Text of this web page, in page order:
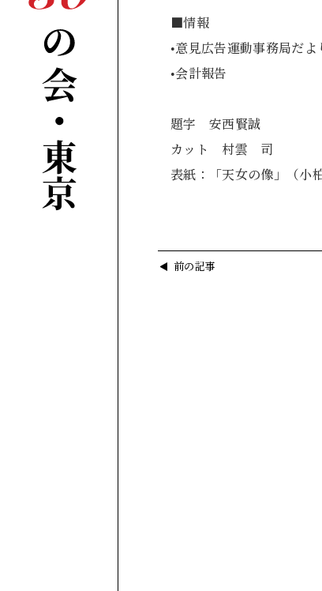
■情報
•意見広告運動事
•会計報
題字 安西賢誠 印刷
カット 村雲 司
表紙：「天女の像」（小
前の記事